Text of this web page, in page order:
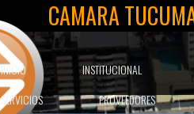
CAMARA
INICIO
INSTITUCIONAL
SERVICIOS
PROVEEDORES